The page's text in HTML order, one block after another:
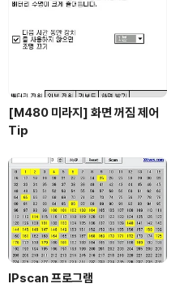
[M480 미라지] 화면 꺼짐 제어
Tip
IPscan 프로그램